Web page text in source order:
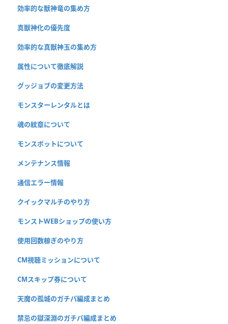
効率的な獣神竜の集め方
真獣神化の優先度
効率的な真獣神玉の集め方
属性について徹底解説
グッジョブの変更方法
モンスターレンタルとは
魂の紋章について
モンスポットについて
メンテナンス情報
通信エラー情報
クイックマルチのやり方
モンストWEBショップの使い方
使用回数稼ぎのやり方
CM視聴ミッションについて
CMスキップ券について
天魔の孤城のガチパ編成まとめ
禁忌の獄深淵のガチパ編成まとめ